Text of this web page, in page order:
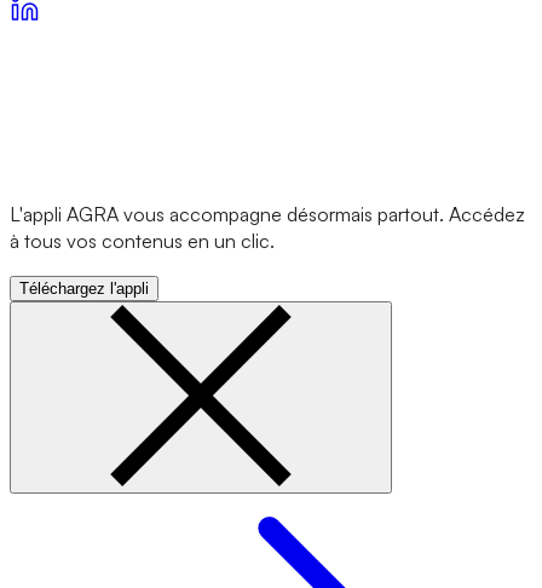
L'appli AGRA vous accompagne désormais partout. Accédez
à tous vos contenus en un clic.
Téléchargez l'appli